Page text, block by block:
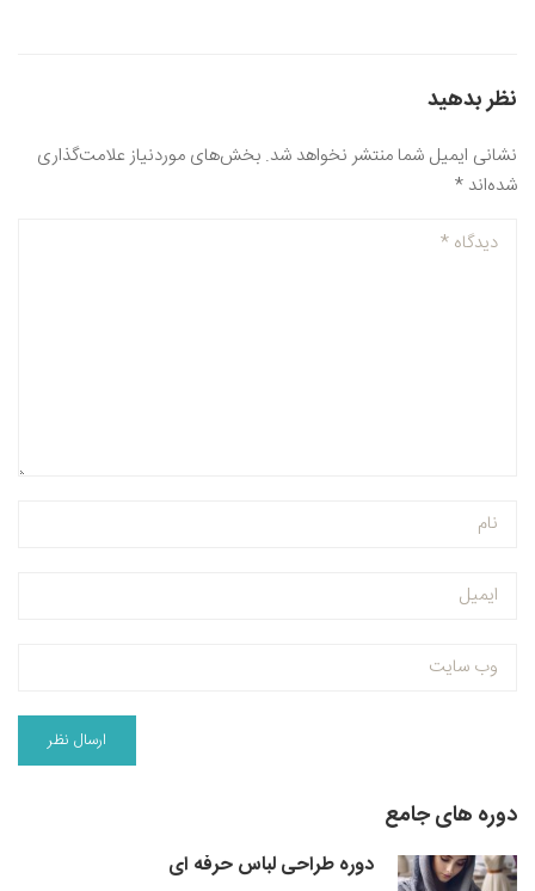
نظر بدهید
نشانی ایمیل شما منتشر نخواهد شد. بخش‌های موردنیاز علامت‌گذاری
شده‌اند *
دوره های جامع
دوره طراحی لباس حرفه ای